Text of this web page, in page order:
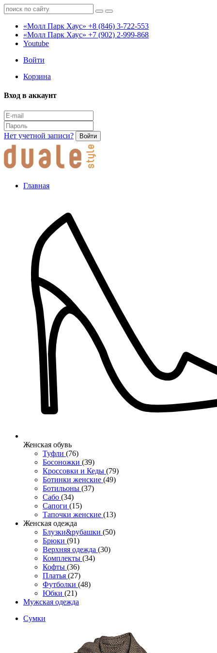
«Молл Парк Хаус» +8 (846) 3-722-553
«Молл Парк Хаус» +7 (902) 2-999-868
Youtube
Войти
Корзина
Вход в аккаунт
Нет учетной записи? Войти
Главная
Женcкая обувь
Туфли (76)
Босоножки (39)
Кроссовки и Кеды (79)
Ботинки женские (49)
Ботильоны (37)
Сабо (34)
Сапоги (15)
Тапочки женские (13)
Женская одежда
Блузки&рубашки (50)
Брюки (91)
Верхняя одежда (30)
Комплекты (34)
Кофты (36)
Платья (27)
Футболки (48)
Юбки (21)
Мужская одежда
Сумки